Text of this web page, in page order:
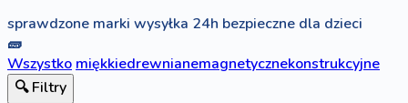
sprawdzone marki wysyłka 24h bezpieczne dla dzieci
🧱
Wszystko miękkiedrewnianemagnetycznekonstrukcyjne
🔍 Filtry